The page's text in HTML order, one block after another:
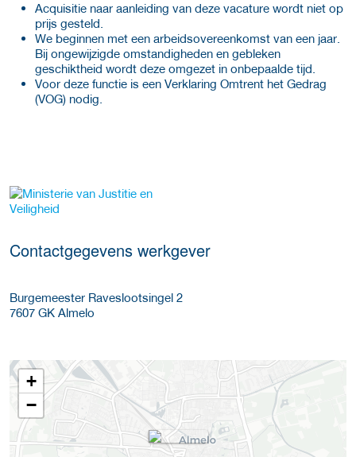
Acquisitie naar aanleiding van deze vacature wordt niet op
prijs gesteld.
We beginnen met een arbeidsovereenkomst van een jaar.
Bij ongewijzigde omstandigheden en gebleken
geschiktheid wordt deze omgezet in onbepaalde tijd.
Voor deze functie is een Verklaring Omtrent het Gedrag
(VOG) nodig.
Meer werkgever details
Contactgegevens werkgever
Burgemeester Raveslootsingel 2
7607 GK Almelo
+
−